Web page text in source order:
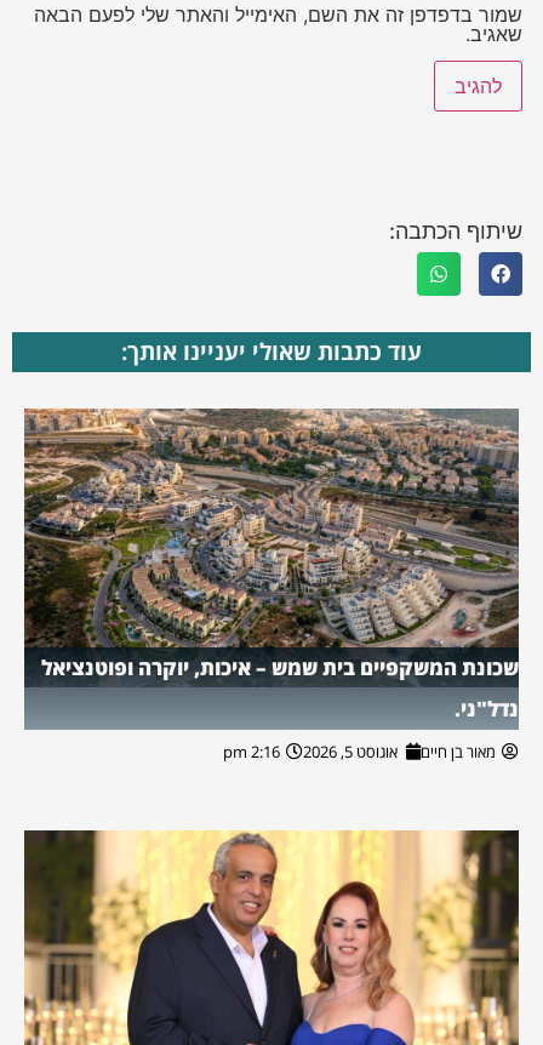
שמור בדפדפן זה את השם, האימייל והאתר שלי לפעם הבאה
שאגיב.
שיתוף הכתבה:
עוד כתבות שאולי יעניינו אותך:
שכונת המשקפיים בית שמש – איכות, יוקרה ופוטנציאל
נדל"ני.
מאור בן חיים אוגוסט 5, 2026 2:16 pm